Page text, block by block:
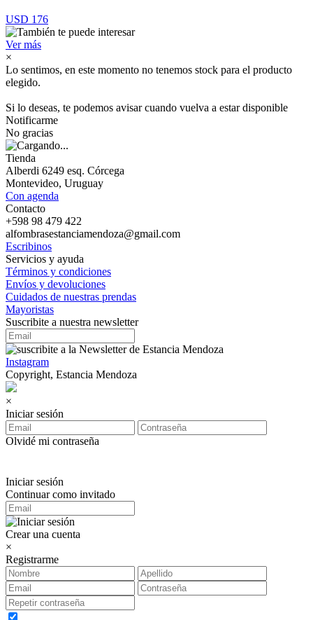
USD 176
Ver más
×
Lo sentimos, en este momento no tenemos stock para el producto
elegido.
Si lo deseas, te podemos avisar cuando vuelva a estar disponible
Notificarme
No gracias
Tienda
Alberdi 6249 esq. Córcega
Montevideo, Uruguay
Con agenda
Contacto
+598 98 479 422
alfombrasestanciamendoza@gmail.com
Escribinos
Servicios y ayuda
Términos y condiciones
Envíos y devoluciones
Cuidados de nuestras prendas
Mayoristas
Suscribite a nuestra newsletter
Instagram
Copyright, Estancia Mendoza
×
Iniciar sesión
Olvidé mi contraseña
Iniciar sesión
Continuar como invitado
Crear una cuenta
×
Registrarme